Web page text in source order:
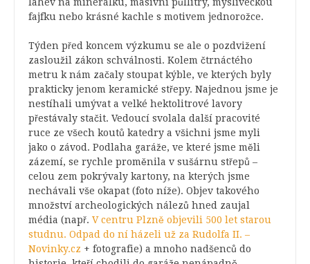
fajfku nebo krásné kachle s motivem jednorožce.
Týden před koncem výzkumu se ale o pozdvižení
zasloužil zákon schválnosti. Kolem čtrnáctého
metru k nám začaly stoupat kýble, ve kterých byly
prakticky jenom keramické střepy. Najednou jsme je
nestíhali umývat a velké hektolitrové lavory
přestávaly stačit. Vedoucí svolala další pracovité
ruce ze všech koutů katedry a všichni jsme myli
jako o závod. Podlaha garáže, ve které jsme měli
zázemí, se rychle proměnila v sušárnu střepů –
celou zem pokrývaly kartony, na kterých jsme
nechávali vše okapat (foto níže). Objev takového
množství archeologických nálezů hned zaujal
média (např. V centru Plzně objevili 500 let starou
studnu. Odpad do ní házeli už za Rudolfa II. –
Novinky.cz + fotografie) a mnoho nadšenců do